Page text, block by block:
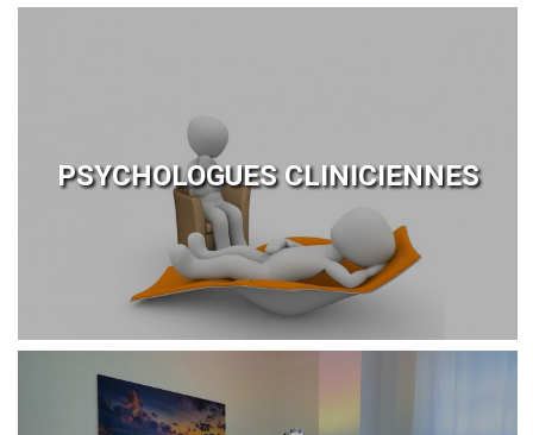
PSYCHOLOGUES CLINICIENNES